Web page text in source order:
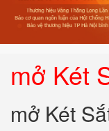
mở Két
mở Két